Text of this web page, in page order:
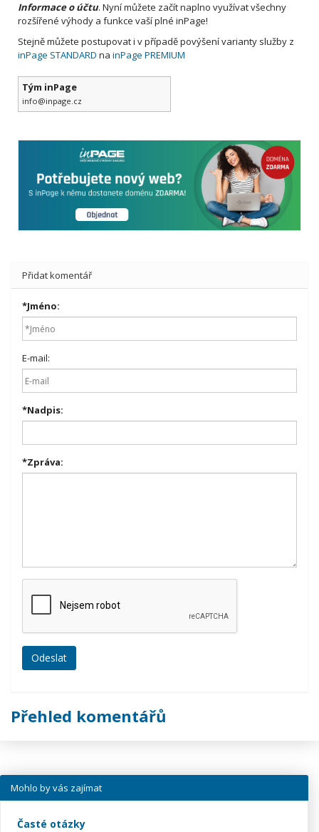
Informace o účtu. Nyní můžete začít naplno využívat všechny
rozšířené výhody a funkce vaší plné inPage!
Stejně můžete postupovat i v případě povýšení varianty služby z
inPage STANDARD na inPage PREMIUM
Tým inPage
info@inpage.cz
Přidat komentář
*Jméno:
E-mail:
*Nadpis:
*Zpráva:
Přehled komentářů
Mohlo by vás zajímat
Časté otázky